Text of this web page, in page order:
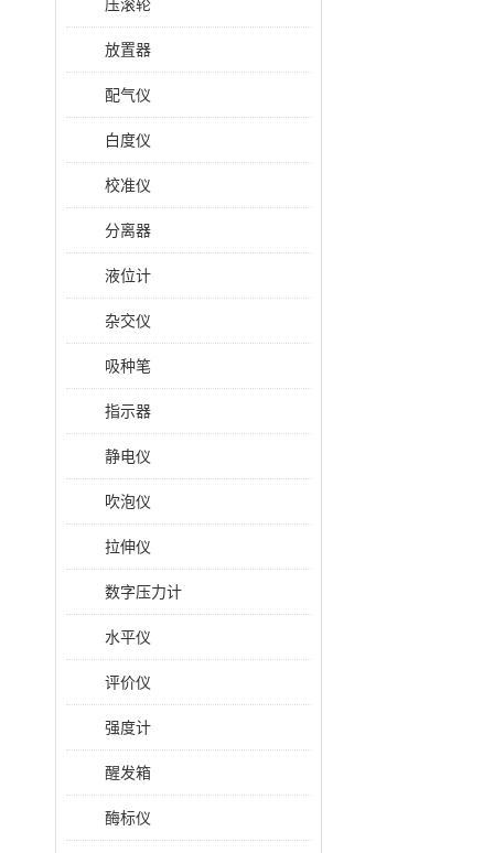
压滚轮
放置器
配气仪
白度仪
校准仪
分离器
液位计
杂交仪
吸种笔
指示器
静电仪
吹泡仪
拉伸仪
数字压力计
水平仪
评价仪
强度计
醒发箱
酶标仪